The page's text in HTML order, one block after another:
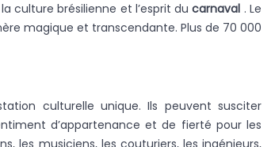
culture brésilienne et l’esprit ducarnaval . Le
magique et transcendante. Plus de 70 000
culturelle unique. Ils peuvent susciter
d’appartenance et de fierté pour les
les musiciens, les couturiers, les ingénieurs,